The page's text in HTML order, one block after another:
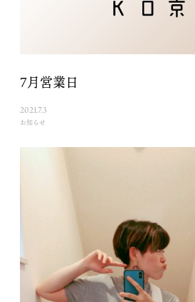
7月営業日
2021.7.3
お知らせ